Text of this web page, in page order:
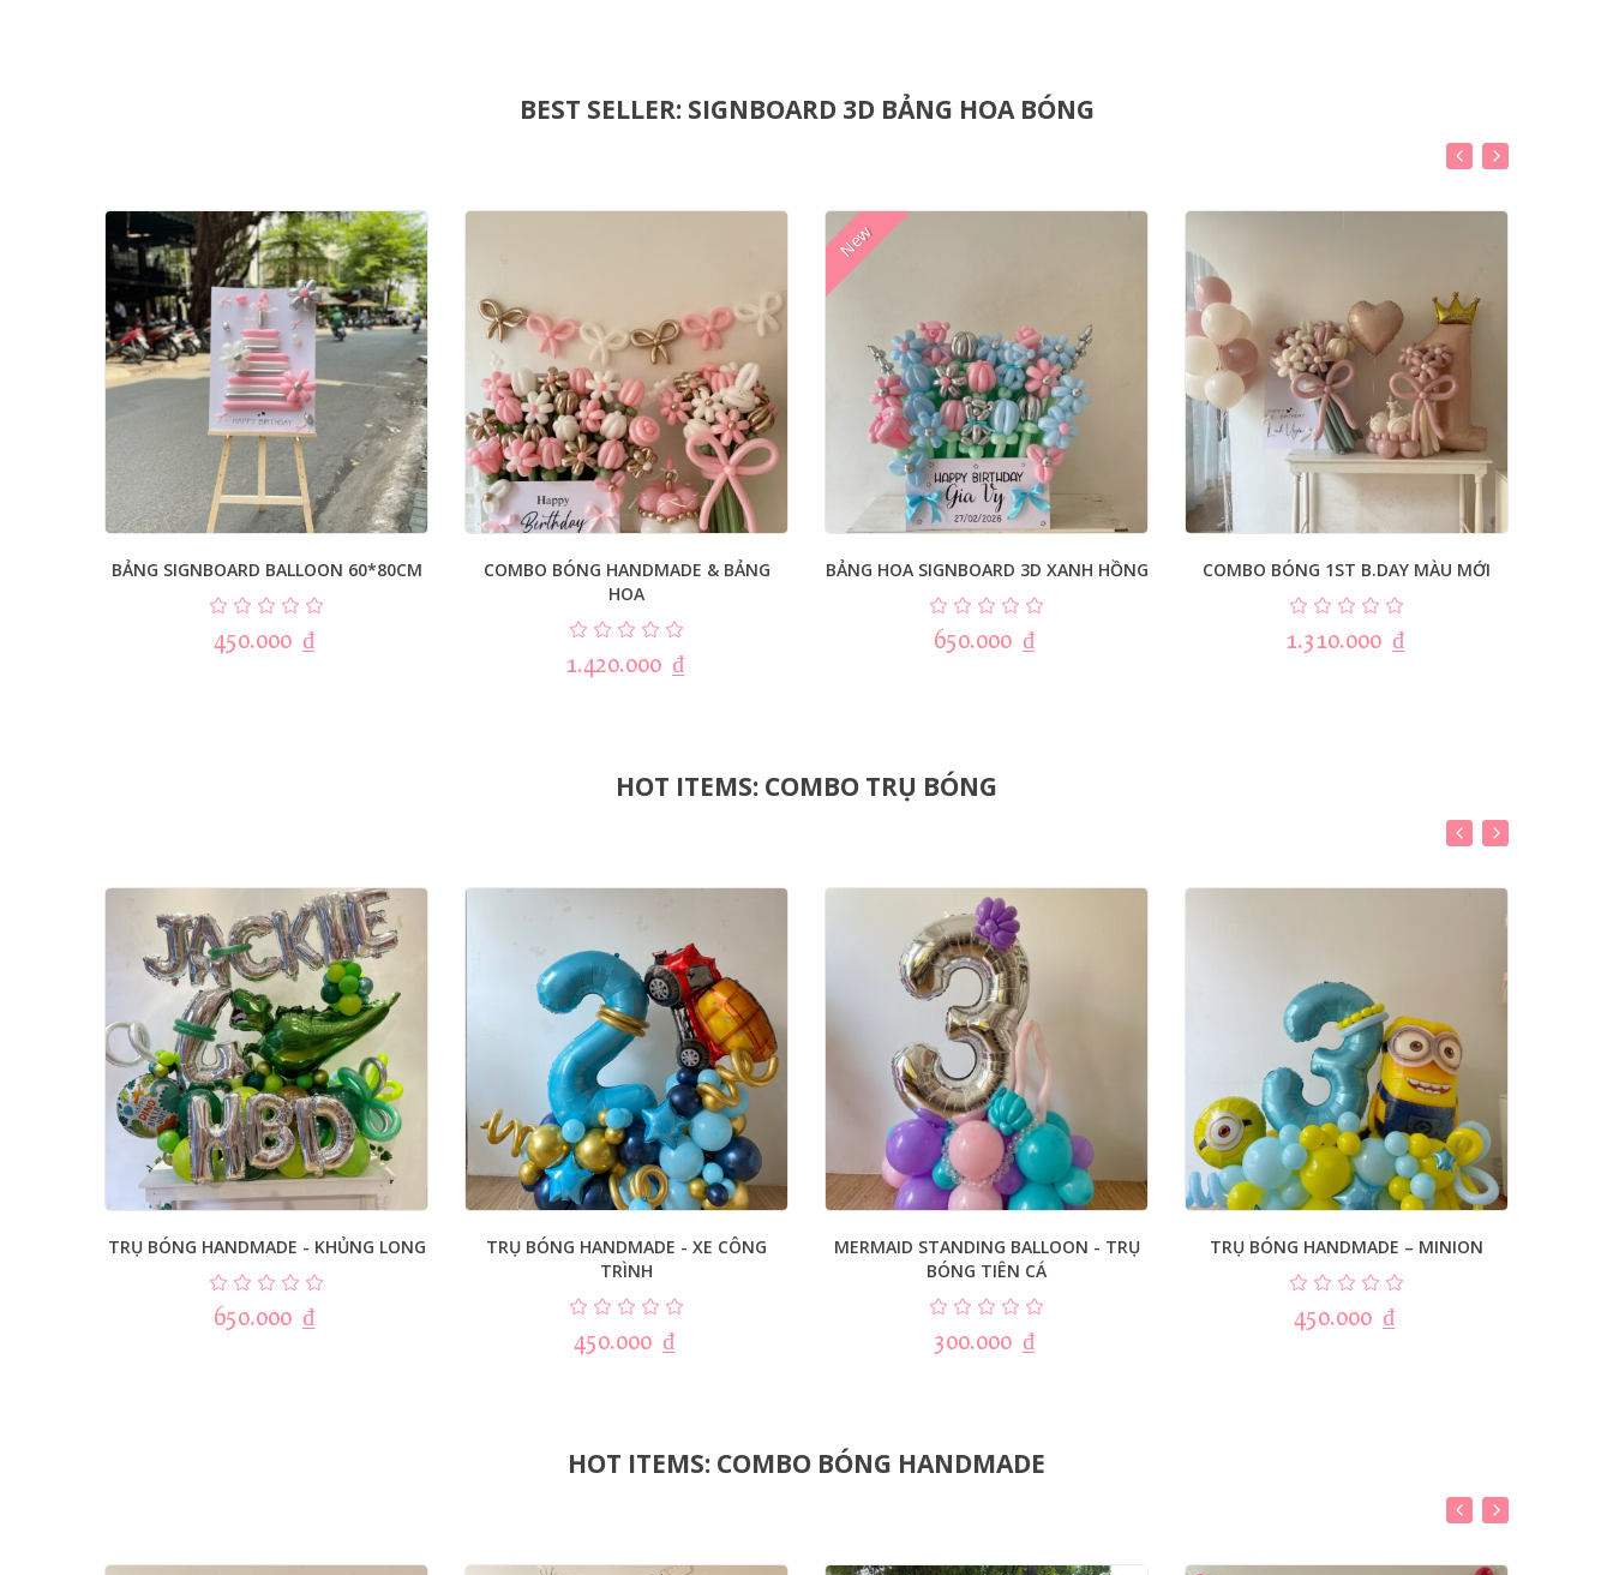
BEST SELLER: SIGNBOARD 3D BẢNG HOA BÓNG
BẢNG SIGNBOARD BALLOON 60*80CM
450.000 ₫
COMBO BÓNG HANDMADE & BẢNG
HOA
1.420.000 ₫
New
BẢNG HOA SIGNBOARD 3D XANH HỒNG
650.000 ₫
COMBO BÓNG 1ST B.DAY MÀU MỚI
1.310.000 ₫
HOT ITEMS: COMBO TRỤ BÓNG
TRỤ BÓNG HANDMADE - KHỦNG LONG
650.000 ₫
TRỤ BÓNG HANDMADE - XE CÔNG
TRÌNH
450.000 ₫
MERMAID STANDING BALLOON - TRỤ
BÓNG TIÊN CÁ
300.000 ₫
TRỤ BÓNG HANDMADE – MINION
450.000 ₫
HOT ITEMS: COMBO BÓNG HANDMADE